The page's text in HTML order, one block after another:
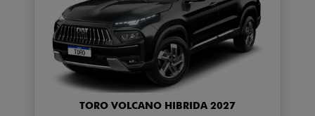
TORO VOLCANO HIBRIDA 2027